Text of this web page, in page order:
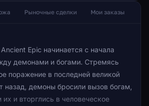
Рыночные сделки Мои заказы
Epic начинается с начала
демонами и богами. Стремясь
поражение в последней великой
назад, демоны бросили вызов богам,
их и вторглись в человеческое